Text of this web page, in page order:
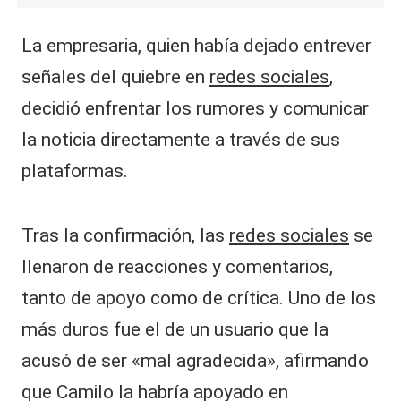
La empresaria, quien había dejado entrever
señales del quiebre en redes sociales,
decidió enfrentar los rumores y comunicar
la noticia directamente a través de sus
plataformas.
Tras la confirmación, las redes sociales se
llenaron de reacciones y comentarios,
tanto de apoyo como de crítica. Uno de los
más duros fue el de un usuario que la
acusó de ser «mal agradecida», afirmando
que Camilo la habría apoyado en